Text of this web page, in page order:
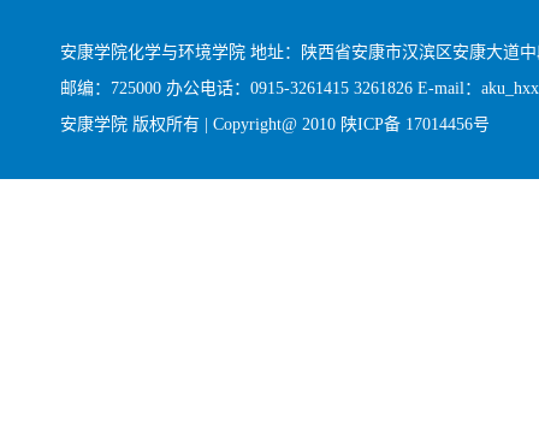
安康学院化学与环境学院 地址：陕西省安康市汉滨区安康大道
邮编：725000 办公电话：0915-3261415 3261826 E-mail：
安康学院 版权所有 | Copyright@ 2010 陕ICP备 17014456号